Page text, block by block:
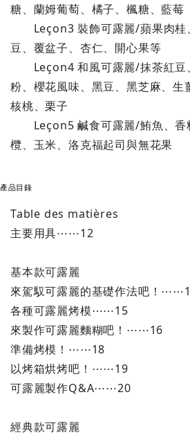
糖、蘭姆葡萄、橘子、楓糖、藍莓
Leçon3 裝飾可露麗/蘋果肉桂
豆、覆盆子、杏仁、開心果等
Leçon4 和風可露麗/抹茶紅豆
粉、櫻花風味、黑豆、黑芝麻、生
核桃、栗子
Leçon5 鹹食可露麗/鮪魚、香
欖、玉米、洛克福起司與無花果
產品目錄
Table des matières
主要用具⋯⋯12
基本款可露麗
來駕馭可露麗的基礎作法吧！
各種可露麗烤模⋯⋯15
來製作可露麗麵糊吧！⋯⋯16
準備烤模！⋯⋯18
以烤箱烘烤吧！⋯⋯19
可露麗製作Q&A⋯⋯20
經典款可露麗